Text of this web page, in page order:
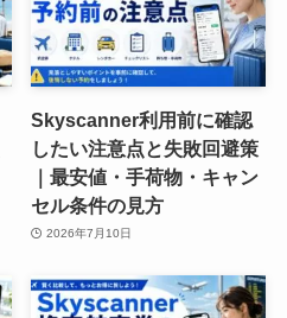
Skyscanner利用前に確認
したい注意点と失敗回避策
｜最安値・手荷物・キャン
セル条件の見方
2026年7月10日